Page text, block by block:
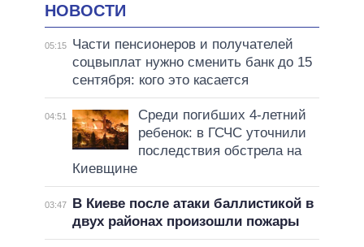
НОВОСТИ
05:15
Части пенсионеров и получателей
соцвыплат нужно сменить банк до 15
сентября: кого это касается
04:51
Среди погибших 4-летний
ребенок: в ГСЧС уточнили
последствия обстрела на
Киевщине
03:47
В Киеве после атаки баллистикой в
двух районах произошли пожары